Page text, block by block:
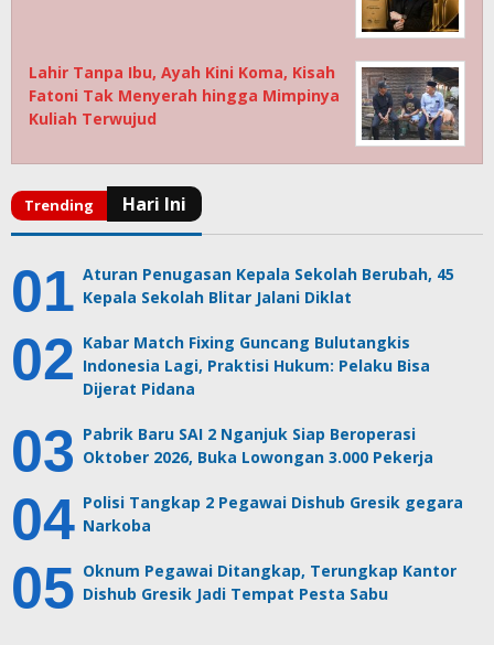
Lahir Tanpa Ibu, Ayah Kini Koma, Kisah
Fatoni Tak Menyerah hingga Mimpinya
Kuliah Terwujud
Aturan Penugasan Kepala Sekolah Berubah, 45
Kepala Sekolah Blitar Jalani Diklat
Kabar Match Fixing Guncang Bulutangkis
Indonesia Lagi, Praktisi Hukum: Pelaku Bisa
Dijerat Pidana
Pabrik Baru SAI 2 Nganjuk Siap Beroperasi
Oktober 2026, Buka Lowongan 3.000 Pekerja
Polisi Tangkap 2 Pegawai Dishub Gresik gegara
Narkoba
Oknum Pegawai Ditangkap, Terungkap Kantor
Dishub Gresik Jadi Tempat Pesta Sabu